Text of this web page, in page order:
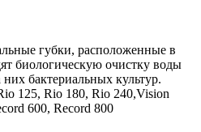
губки, расположенные в
биологическую очистку воды
бактериальных культур.
125, Rio 180, Rio 240,Vision
600, Record 800